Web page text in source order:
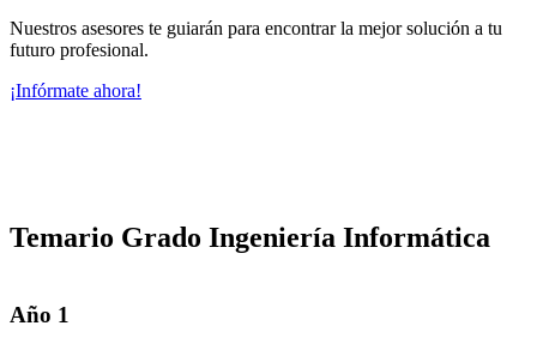
Nuestros asesores te guiarán para encontrar la mejor solución a tu
futuro profesional.
¡Infórmate ahora!
Temario Grado Ingeniería Informática
Año 1